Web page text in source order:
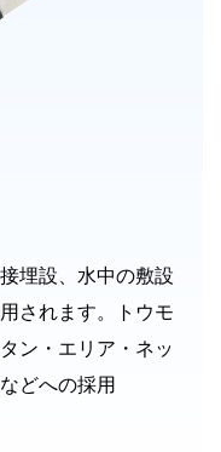
埋設、水中の敷設
されます。トウモ
ン・エリア・ネッ
どへの採用